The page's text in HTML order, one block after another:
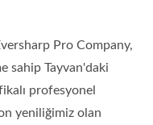
Pro Company,
sahip Tayvan'daki
profesyonel
yeniliğimiz olan